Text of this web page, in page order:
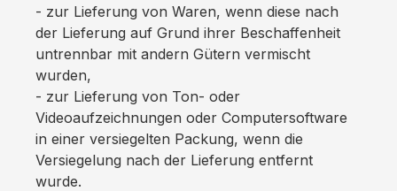
- zur Lieferung von Waren, wenn diese nach
der Lieferung auf Grund ihrer Beschaffenheit
untrennbar mit andern Gütern vermischt
wurden,
- zur Lieferung von Ton- oder
Videoaufzeichnungen oder Computersoftware
in einer versiegelten Packung, wenn die
Versiegelung nach der Lieferung entfernt
wurde.